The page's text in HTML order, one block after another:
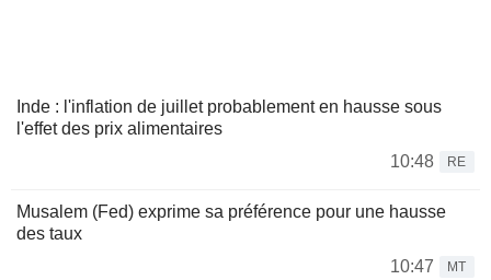
Inde : l'inflation de juillet probablement en hausse sous
l'effet des prix alimentaires
10:48
RE
Musalem (Fed) exprime sa préférence pour une hausse
des taux
10:47
MT